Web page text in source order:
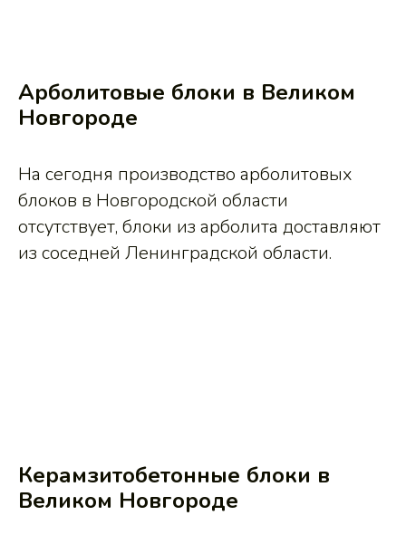
Арболитовые блоки в Великом
Новгороде
На сегодня производство арболитовых
блоков в Новгородской области
отсутствует, блоки из арболита доставляют
из соседней Ленинградской области.
Керамзитобетонные блоки в
Великом Новгороде